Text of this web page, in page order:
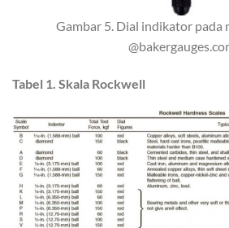
Gambar 5. Dial indikator pada
Tabel 1. Skala Rockwell